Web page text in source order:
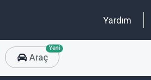
Yardım
Araç
Yeni